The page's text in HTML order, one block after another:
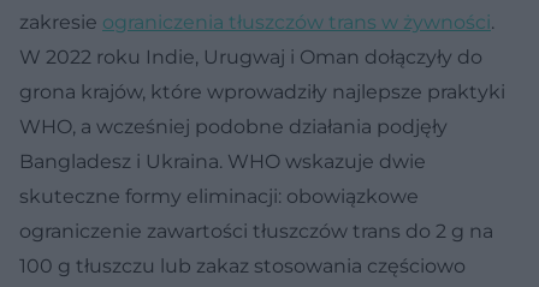
zakresie ograniczenia tłuszczów trans w żywności.
W 2022 roku Indie, Urugwaj i Oman dołączyły do
grona krajów, które wprowadziły najlepsze praktyki
WHO, a wcześniej podobne działania podjęły
Bangladesz i Ukraina. WHO wskazuje dwie
skuteczne formy eliminacji: obowiązkowe
ograniczenie zawartości tłuszczów trans do 2 g na
100 g tłuszczu lub zakaz stosowania częściowo